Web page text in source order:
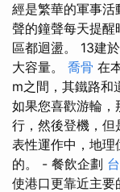
經是繁華的軍事
聲的鐘聲每天提
區都迴盪。 13建
大容量。 喬骨 在
m之間，其鐵路和
如果您喜歡游輪，
行，然後登機，
表性運作中，地理
的。 - 餐飲企劃
使港口更靠近主要